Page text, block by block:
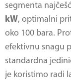
segmenta
kW, optimalni
oko 100 bara.
efektivnu snagu
standardna
je koristimo radi